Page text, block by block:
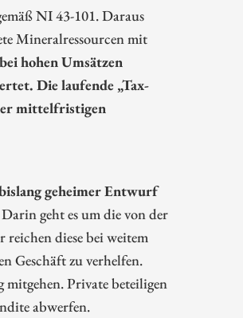
NI 43-101. Daraus
Mineralressourcen mit
hohen Umsätzen
Die laufende „Tax-
mittelfristigen
geheimer Entwurf
Darin geht es um die von der
diese bei weitem
Geschäft zu verhelfen.
Private beteiligen
abwerfen.